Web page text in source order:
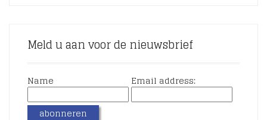
Meld u aan voor de nieuwsbrief
Name Email address: